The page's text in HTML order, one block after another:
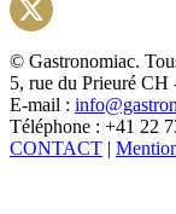
© Gastronomiac.
5, rue du Prieuré CH
E-mail :
Téléphone : +41 22
CONTACT |